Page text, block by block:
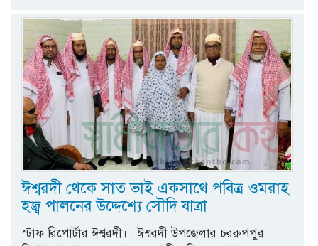
ঈশ্বরদী থেকে সাত ভাই একসাথে পবিত্র ওমরাহ
হজ্ব পালনের উদ্দেশ্যে সৌদি যাত্রা
স্টাফ রিপোর্টার ঈশ্বরদী।। ঈশ্বরদী উপজেলার চররুপপুর